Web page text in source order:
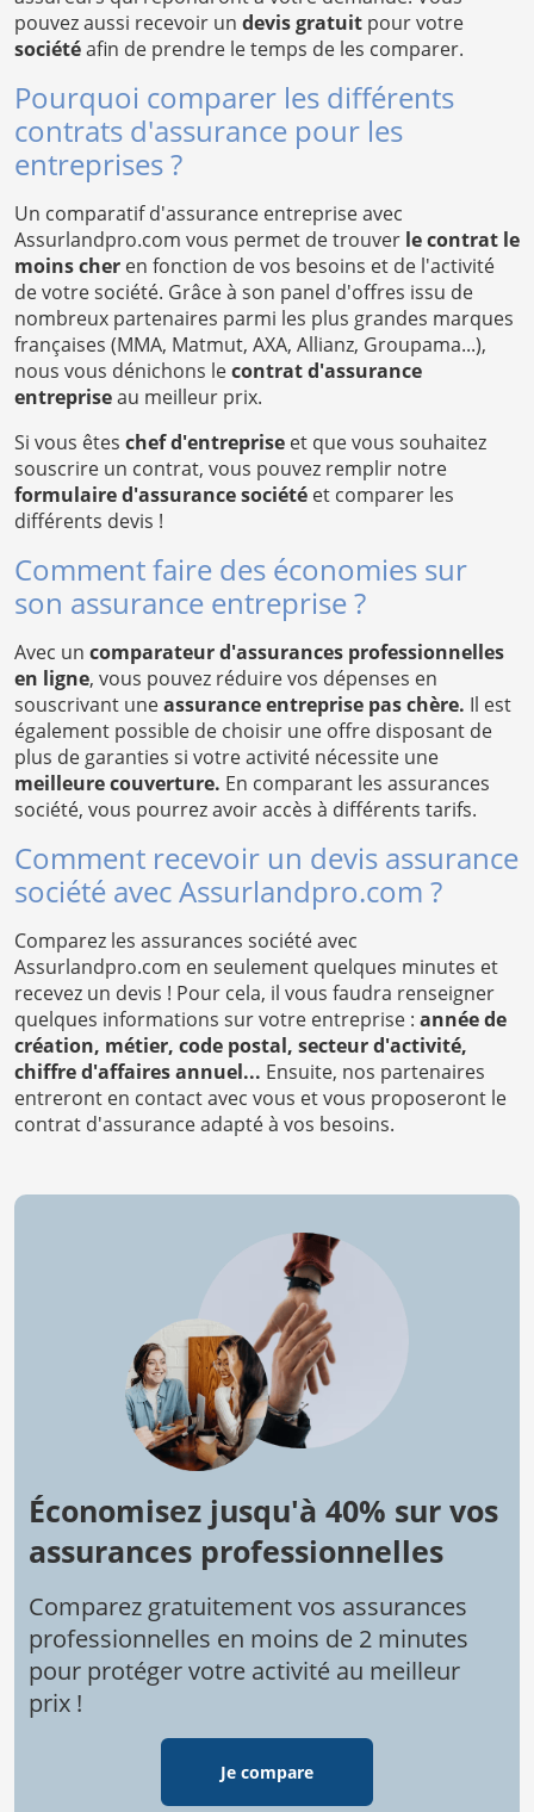
pouvez aussi recevoir un devis gratuit pour votre
sociétéafin de prendre le temps de les comparer.
Pourquoi comparer les différents
contrats d'assurance pour les
entreprises ?
Un comparatif d'assurance entreprise avec
Assurlandpro.com vous permet de trouver le contrat le
moins cher en fonction de vos besoins et de l'activité
de votre société. Grâce à son panel d'offres issu de
nombreux partenaires parmi les plus grandes marques
françaises (MMA, Matmut, AXA, Allianz, Groupama...),
nous vous dénichons lecontrat d'assurance
entrepriseau meilleur prix.
Si vous êtes chef d'entreprise et que vous souhaitez
souscrire un contrat, vous pouvez remplir notre
formulaire d'assurance société et comparer les
différents devis !
Comment faire des économies sur
son assurance entreprise ?
Avec un comparateur d'assurances professionnelles
en ligne, vous pouvez réduire vos dépenses en
souscrivant uneassurance entreprise pas chère. Il est
également possible de choisir une offre disposant de
plus de garanties si votre activité nécessite une
meilleure couverture. En comparant les assurances
société, vous pourrez avoir accès à différents tarifs.
Comment recevoir un devis assurance
société avec Assurlandpro.com ?
Comparez les assurances société avec
Assurlandpro.com en seulement quelques minutes et
recevez un devis ! Pour cela, il vous faudra renseigner
quelques informations sur votre entreprise : année de
création, métier, code postal, secteur d'activité,
chiffre d'affaires annuel... Ensuite, nos partenaires
entreront en contact avec vous et vous proposeront le
contrat d'assurance adapté à vos besoins.
Économisez jusqu'à 40% sur vos
assurances professionnelles
Comparez gratuitement vos assurances
professionnelles en moins de 2 minutes
pour protéger votre activité au meilleur
prix !
Je compare